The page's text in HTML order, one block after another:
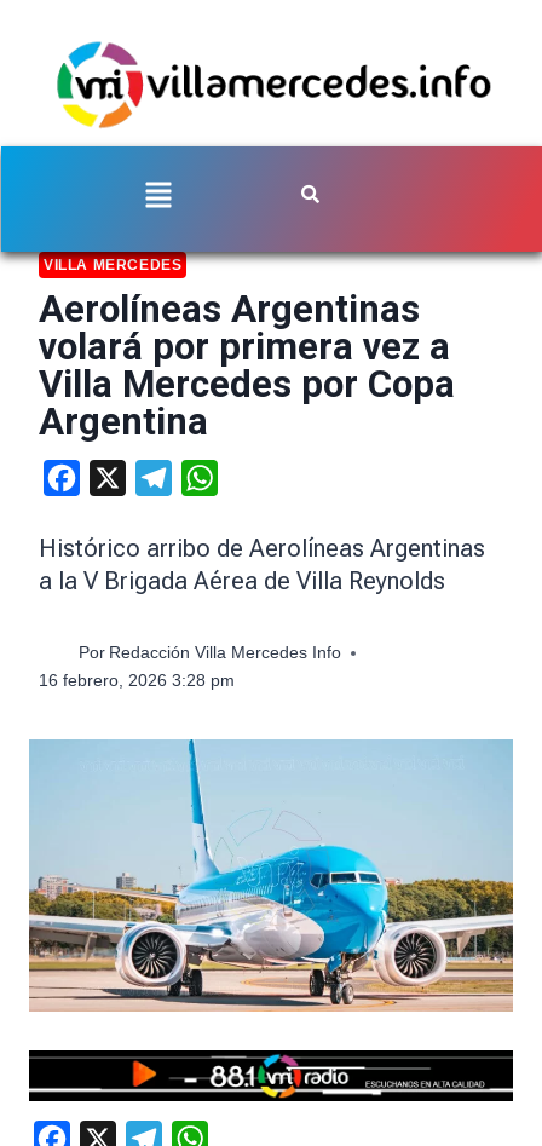
VILLA MERCEDES
Aerolíneas Argentinas
volará por primera vez a
Villa Mercedes por Copa
Argentina
Facebook Telegram
Histórico arribo de Aerolíneas Argentinas
a la V Brigada Aérea de Villa Reynolds
Por Redacción Villa Mercedes Info
16 febrero, 2026 3:28 pm